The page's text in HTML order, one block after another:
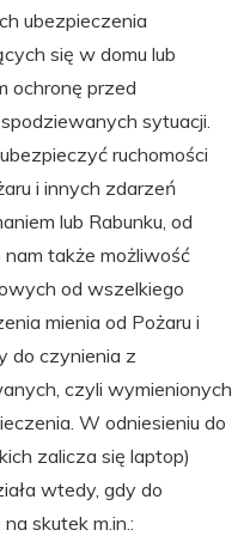
ubezpieczenia
się w domu lub
ochronę przed
sytuacji.
ruchomości
i innych zdarzeń
lub Rabunku, od
także możliwość
od wszelkiego
mienia od Pożaru i
do czynienia z
czyli wymienionych
W odniesieniu do
zalicza się laptop)
wtedy, gdy do
skutek m.in.: